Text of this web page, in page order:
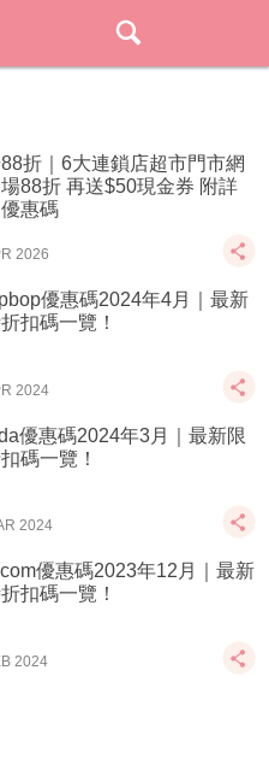
折｜6大連鎖店超市門市網
88折 再送$50現金券 附詳
惠碼
2026
優惠碼2024年4月｜最新
扣碼一覽！
2024
優惠碼2024年3月｜最新限
碼一覽！
2024
優惠碼2023年12月｜最新
扣碼一覽！
2024